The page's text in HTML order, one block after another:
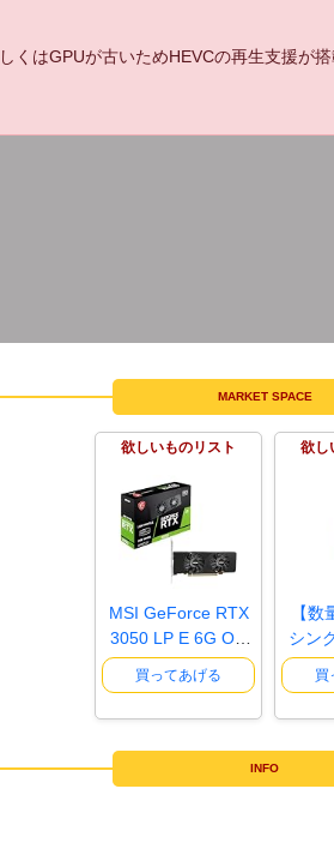
はGPUが古いためHEVCの再生支援が
MARKET SPACE
欲しいものリスト
MSI GeForce RTX
3050 LP E 6G OC
グラフィッ..
買ってあげる
欲し
【
シン
買
INFO